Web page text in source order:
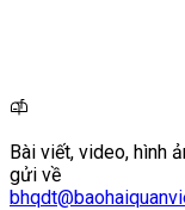
Bài viết, video, hình
gửi về